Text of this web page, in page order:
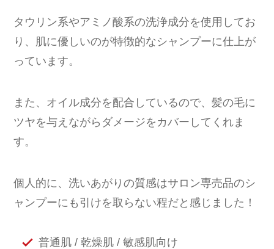
タウリン系やアミノ酸系の洗浄成分を使用してお
り、肌に優しいのが特徴的なシャンプーに仕上が
っています。
また、オイル成分を配合しているので、髪の毛に
ツヤを与えながらダメージをカバーしてくれま
す。
個人的に、洗いあがりの質感はサロン専売品のシ
ャンプーにも引けを取らない程だと感じました！
普通肌 / 乾燥肌 / 敏感肌向け